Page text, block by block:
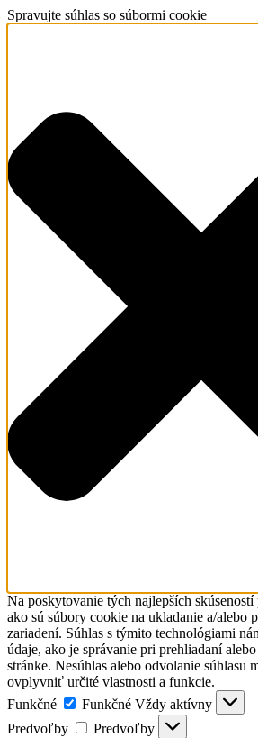
Spravujte súhlas so súbormi cookie
Na poskytovanie tých najlepších
ako sú súbory cookie na ukladanie a/alebo
zariadení. Súhlas s týmito technológiami
údaje, ako je správanie pri prehliadaní
stránke. Nesúhlas alebo odvolanie súhlasu
ovplyvniť určité vlastnosti a funkcie.
Funkčné
Funkčné Vždy aktívny
Predvoľby
Predvoľby